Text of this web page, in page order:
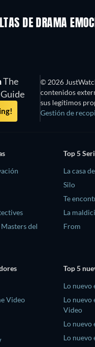
DE DRAMA
The
© 2026
contenidos
sus legítimos
Gestión de
del
Top 5
La casa
Silo
Te
La
From
Video
Top 5
Lo nuevo
Lo nuevo
Video
Lo nuevo
Lo nuevo